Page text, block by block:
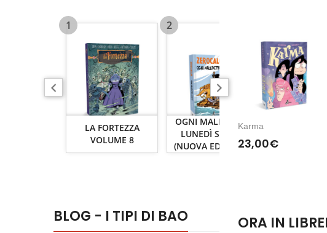
1
LA FORTEZZA
VOLUME 8
2
OGNI MALEDETTO
LUNEDÌ SU DUE
(NUOVA EDIZIONE)
BLOG - I TIPI DI BAO
Karma
23,00€
ORA IN